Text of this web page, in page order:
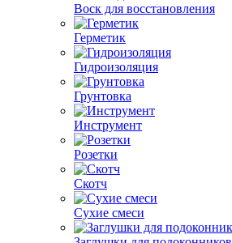
Воск для восстановления
Герметик
Гидроизоляция
Грунтовка
Инструмент
Розетки
Скотч
Сухие смеси